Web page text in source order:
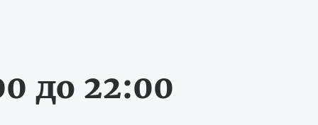
до 22:00